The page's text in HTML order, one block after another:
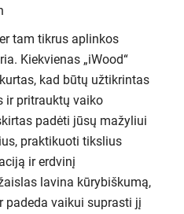
tam tikrus aplinkos
Kiekvienas „iWood“
kad būtų užtikrintas
ir pritrauktų vaiko
padėti jūsų mažyliui
praktikuoti tikslius
ir erdvinį
lavina kūrybiškumą,
padeda vaikui suprasti jį